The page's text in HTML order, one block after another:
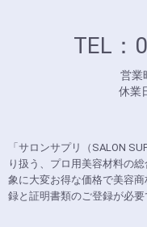
TEL：
営業
休
「サロンサプリ（SALON
り扱う、プロ用美容材料の
象に大変お得な価格で美容
録と証明書類のご登録が必要